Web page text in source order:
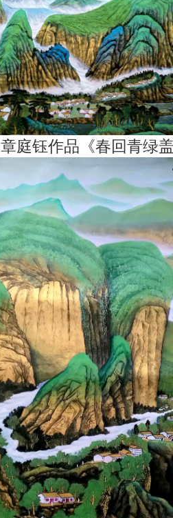
章庭钰作品《春回青绿